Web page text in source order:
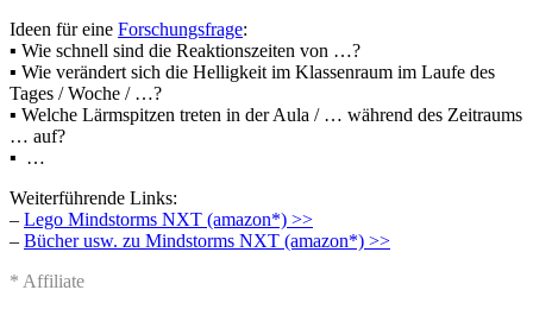
Ideen für eine Forschungsfrage:
▪ Wie schnell sind die Reaktionszeiten von …?
▪ Wie verändert sich die Helligkeit im Klassenraum im Laufe des
Tages / Woche / …?
▪ Welche Lärmspitzen treten in der Aula / … während des Zeitraums
… auf?
▪ …
Weiterführende Links:
– Lego Mindstorms NXT (amazon*) >>
– Bücher usw. zu Mindstorms NXT (amazon*) >>
* Affiliate